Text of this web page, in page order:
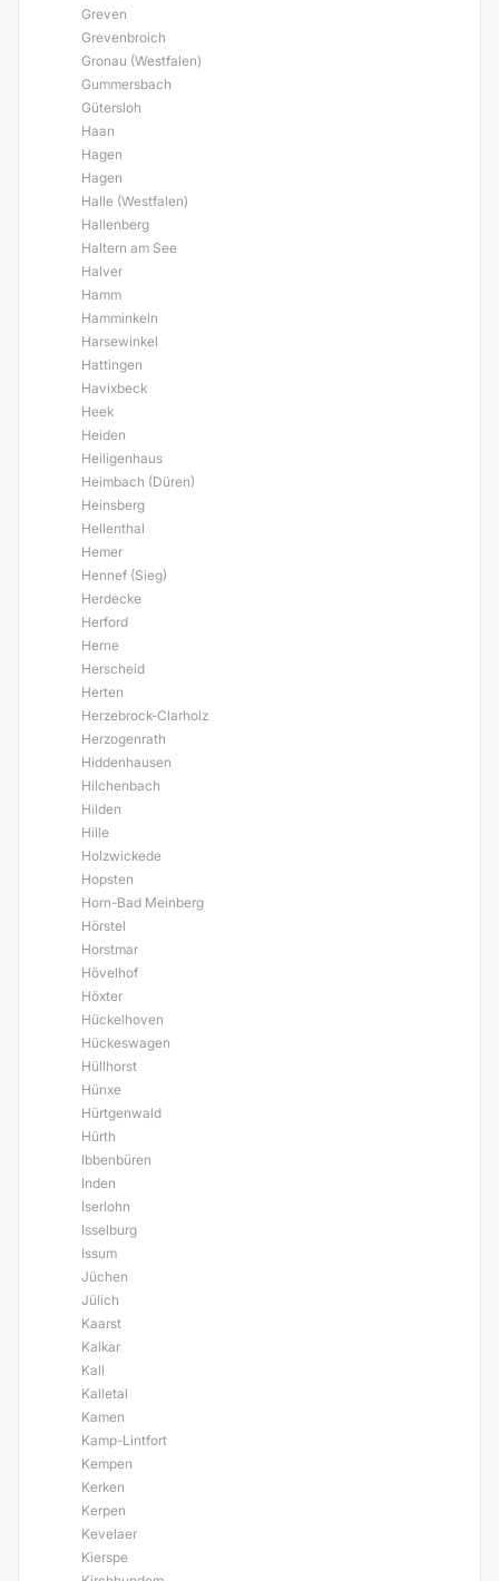
Greven
Grevenbroich
Gronau (Westfalen)
Gummersbach
Gütersloh
Haan
Hagen
Hagen
Halle (Westfalen)
Hallenberg
Haltern am See
Halver
Hamm
Hamminkeln
Harsewinkel
Hattingen
Havixbeck
Heek
Heiden
Heiligenhaus
Heimbach (Düren)
Heinsberg
Hellenthal
Hemer
Hennef (Sieg)
Herdecke
Herford
Herne
Herscheid
Herten
Herzebrock-Clarholz
Herzogenrath
Hiddenhausen
Hilchenbach
Hilden
Hille
Holzwickede
Hopsten
Horn-Bad Meinberg
Hörstel
Horstmar
Hövelhof
Höxter
Hückelhoven
Hückeswagen
Hüllhorst
Hünxe
Hürtgenwald
Hürth
Ibbenbüren
Inden
Iserlohn
Isselburg
Issum
Jüchen
Jülich
Kaarst
Kalkar
Kall
Kalletal
Kamen
Kamp-Lintfort
Kempen
Kerken
Kerpen
Kevelaer
Kierspe